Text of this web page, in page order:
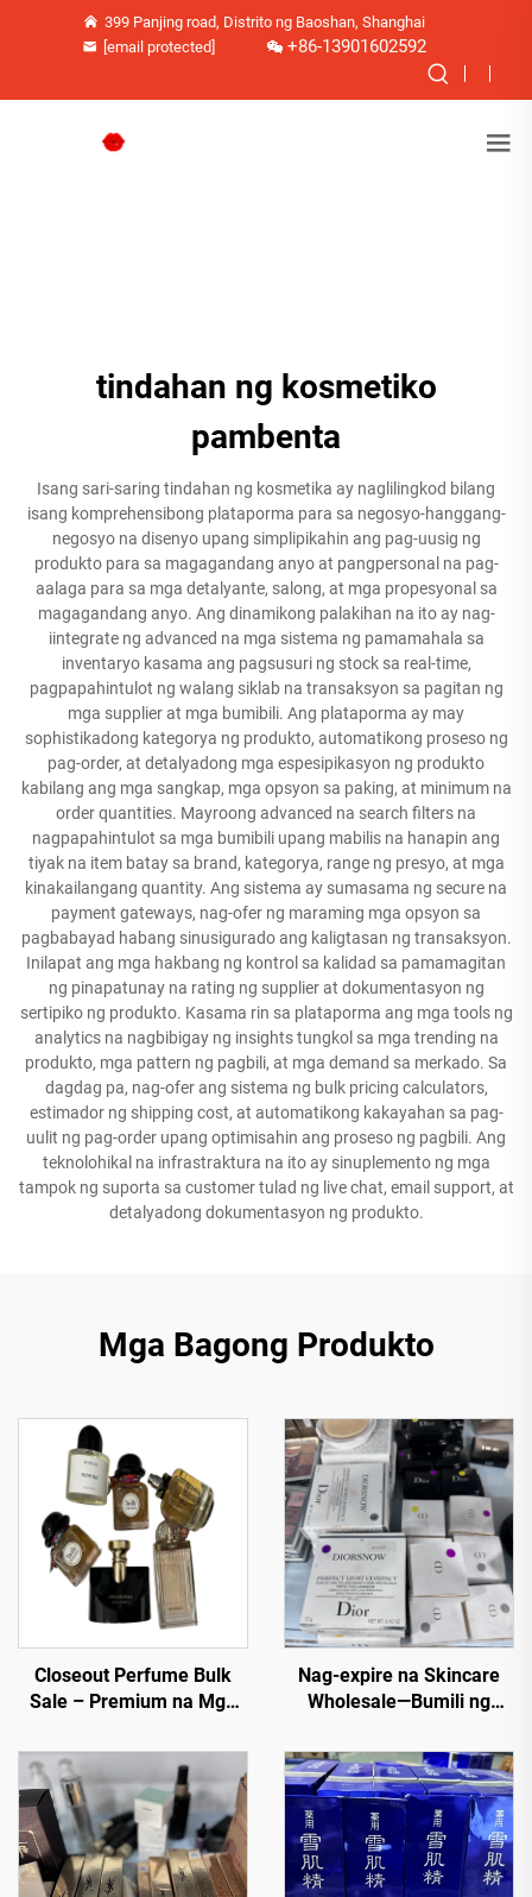
399 Panjing road, Distrito ng Baoshan, Shanghai
[email protected]
+86-13901602592
tindahan ng kosmetiko
pambenta
Isang sari-saring tindahan ng kosmetika ay naglilingkod bilang
isang komprehensibong plataporma para sa negosyo-hanggang-
negosyo na disenyo upang simplipikahin ang pag-uusig ng
produkto para sa magagandang anyo at pangpersonal na pag-
aalaga para sa mga detalyante, salong, at mga propesyonal sa
magagandang anyo. Ang dinamikong palakihan na ito ay nag-
iintegrate ng advanced na mga sistema ng pamamahala sa
inventaryo kasama ang pagsusuri ng stock sa real-time,
pagpapahintulot ng walang siklab na transaksyon sa pagitan ng
mga supplier at mga bumibili. Ang plataporma ay may
sophistikadong kategorya ng produkto, automatikong proseso ng
pag-order, at detalyadong mga espesipikasyon ng produkto
kabilang ang mga sangkap, mga opsyon sa paking, at minimum na
order quantities. Mayroong advanced na search filters na
nagpapahintulot sa mga bumibili upang mabilis na hanapin ang
tiyak na item batay sa brand, kategorya, range ng presyo, at mga
kinakailangang quantity. Ang sistema ay sumasama ng secure na
payment gateways, nag-ofer ng maraming mga opsyon sa
pagbabayad habang sinusigurado ang kaligtasan ng transaksyon.
Inilapat ang mga hakbang ng kontrol sa kalidad sa pamamagitan
ng pinapatunay na rating ng supplier at dokumentasyon ng
sertipiko ng produkto. Kasama rin sa plataporma ang mga tools ng
analytics na nagbibigay ng insights tungkol sa mga trending na
produkto, mga pattern ng pagbili, at mga demand sa merkado. Sa
dagdag pa, nag-ofer ang sistema ng bulk pricing calculators,
estimador ng shipping cost, at automatikong kakayahan sa pag-
uulit ng pag-order upang optimisahin ang proseso ng pagbili. Ang
teknolohikal na infrastraktura na ito ay sinuplemento ng mga
tampok ng suporta sa customer tulad ng live chat, email support, at
detalyadong dokumentasyon ng produkto.
Mga Bagong Produkto
Closeout Perfume Bulk
Sale – Premium na Mga
Presyo
Nag-expire na Skincare
Wholesale—Bumili ng
ngayon mula sa taas na
beauty brands. Mag-order
Bulk Chanel, MAC,
Maybelline, Kerastase, Le
Labo, La Roche Posay,
Lancome, Dior etc.